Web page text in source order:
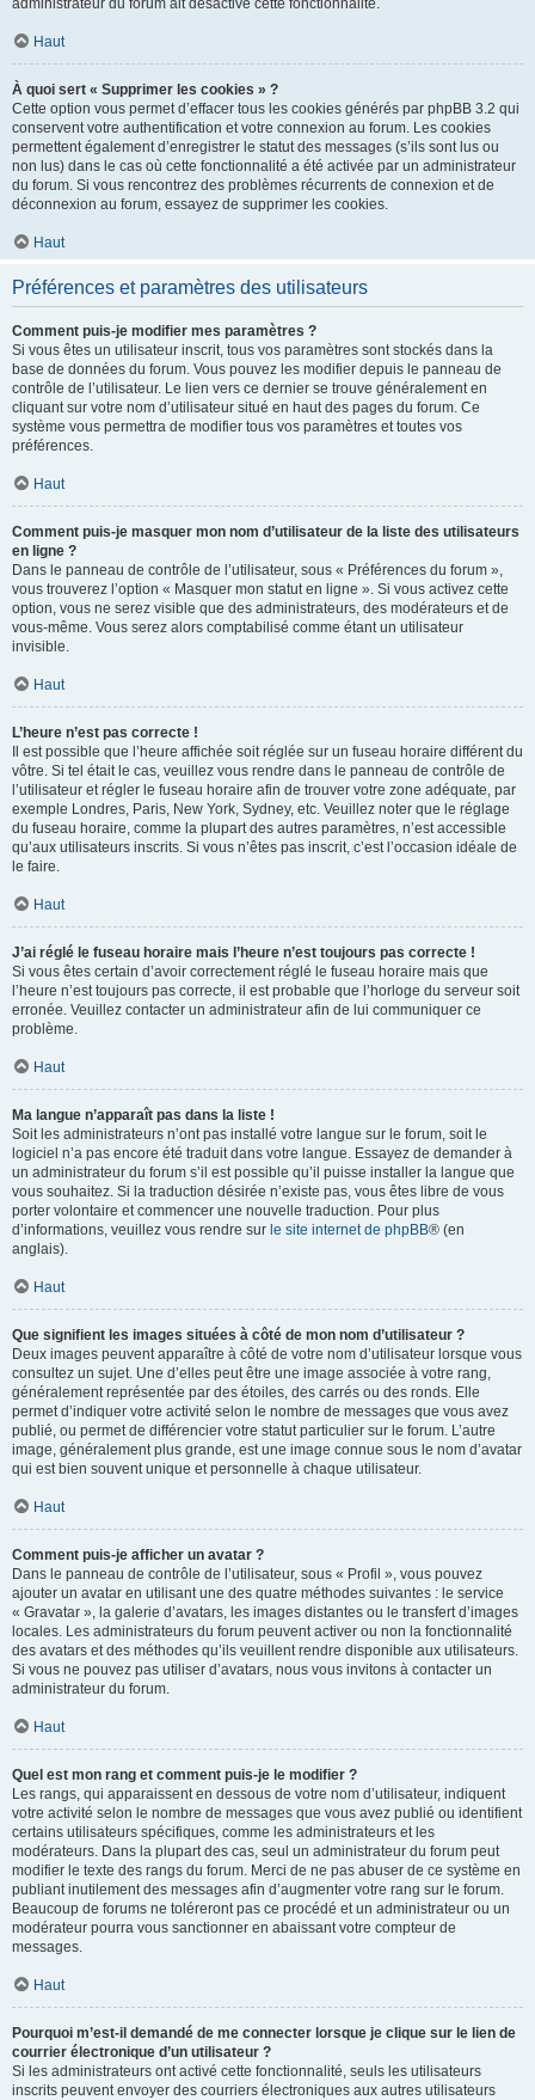
administrateur du forum ait désactivé cette fonctionnalité.
Haut
À quoi sert « Supprimer les cookies » ?
Cette option vous permet d’effacer tous les cookies générés par phpBB 3.2 qui
conservent votre authentification et votre connexion au forum. Les cookies
permettent également d’enregistrer le statut des messages (s’ils sont lus ou
non lus) dans le cas où cette fonctionnalité a été activée par un administrateur
du forum. Si vous rencontrez des problèmes récurrents de connexion et de
déconnexion au forum, essayez de supprimer les cookies.
Haut
Préférences et paramètres des utilisateurs
Comment puis-je modifier mes paramètres ?
Si vous êtes un utilisateur inscrit, tous vos paramètres sont stockés dans la
base de données du forum. Vous pouvez les modifier depuis le panneau de
contrôle de l’utilisateur. Le lien vers ce dernier se trouve généralement en
cliquant sur votre nom d’utilisateur situé en haut des pages du forum. Ce
système vous permettra de modifier tous vos paramètres et toutes vos
préférences.
Haut
Comment puis-je masquer mon nom d’utilisateur de la liste des utilisateurs
en ligne ?
Dans le panneau de contrôle de l’utilisateur, sous « Préférences du forum »,
vous trouverez l’option « Masquer mon statut en ligne ». Si vous activez cette
option, vous ne serez visible que des administrateurs, des modérateurs et de
vous-même. Vous serez alors comptabilisé comme étant un utilisateur
invisible.
Haut
L’heure n’est pas correcte !
Il est possible que l’heure affichée soit réglée sur un fuseau horaire différent du
vôtre. Si tel était le cas, veuillez vous rendre dans le panneau de contrôle de
l’utilisateur et régler le fuseau horaire afin de trouver votre zone adéquate, par
exemple Londres, Paris, New York, Sydney, etc. Veuillez noter que le réglage
du fuseau horaire, comme la plupart des autres paramètres, n’est accessible
qu’aux utilisateurs inscrits. Si vous n’êtes pas inscrit, c’est l’occasion idéale de
le faire.
Haut
J’ai réglé le fuseau horaire mais l’heure n’est toujours pas correcte !
Si vous êtes certain d’avoir correctement réglé le fuseau horaire mais que
l’heure n’est toujours pas correcte, il est probable que l’horloge du serveur soit
erronée. Veuillez contacter un administrateur afin de lui communiquer ce
problème.
Haut
Ma langue n’apparaît pas dans la liste !
Soit les administrateurs n’ont pas installé votre langue sur le forum, soit le
logiciel n’a pas encore été traduit dans votre langue. Essayez de demander à
un administrateur du forum s’il est possible qu’il puisse installer la langue que
vous souhaitez. Si la traduction désirée n’existe pas, vous êtes libre de vous
porter volontaire et commencer une nouvelle traduction. Pour plus
d’informations, veuillez vous rendre sur le site internet de phpBB® (en
anglais).
Haut
Que signifient les images situées à côté de mon nom d’utilisateur ?
Deux images peuvent apparaître à côté de votre nom d’utilisateur lorsque vous
consultez un sujet. Une d’elles peut être une image associée à votre rang,
généralement représentée par des étoiles, des carrés ou des ronds. Elle
permet d’indiquer votre activité selon le nombre de messages que vous avez
publié, ou permet de différencier votre statut particulier sur le forum. L’autre
image, généralement plus grande, est une image connue sous le nom d’avatar
qui est bien souvent unique et personnelle à chaque utilisateur.
Haut
Comment puis-je afficher un avatar ?
Dans le panneau de contrôle de l’utilisateur, sous « Profil », vous pouvez
ajouter un avatar en utilisant une des quatre méthodes suivantes : le service
« Gravatar », la galerie d’avatars, les images distantes ou le transfert d’images
locales. Les administrateurs du forum peuvent activer ou non la fonctionnalité
des avatars et des méthodes qu’ils veuillent rendre disponible aux utilisateurs.
Si vous ne pouvez pas utiliser d’avatars, nous vous invitons à contacter un
administrateur du forum.
Haut
Quel est mon rang et comment puis-je le modifier ?
Les rangs, qui apparaissent en dessous de votre nom d’utilisateur, indiquent
votre activité selon le nombre de messages que vous avez publié ou identifient
certains utilisateurs spécifiques, comme les administrateurs et les
modérateurs. Dans la plupart des cas, seul un administrateur du forum peut
modifier le texte des rangs du forum. Merci de ne pas abuser de ce système en
publiant inutilement des messages afin d’augmenter votre rang sur le forum.
Beaucoup de forums ne toléreront pas ce procédé et un administrateur ou un
modérateur pourra vous sanctionner en abaissant votre compteur de
messages.
Haut
Pourquoi m’est-il demandé de me connecter lorsque je clique sur le lien de
courrier électronique d’un utilisateur ?
Si les administrateurs ont activé cette fonctionnalité, seuls les utilisateurs
inscrits peuvent envoyer des courriers électroniques aux autres utilisateurs